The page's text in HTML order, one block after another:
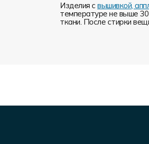
Изделия с вышивкой,
температуре не выше 30
ткани. После стирки